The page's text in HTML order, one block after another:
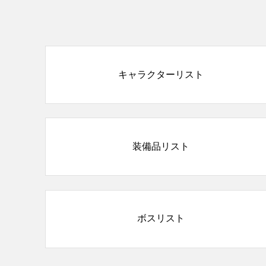
キャラクターリスト
装備品リスト
ボスリスト